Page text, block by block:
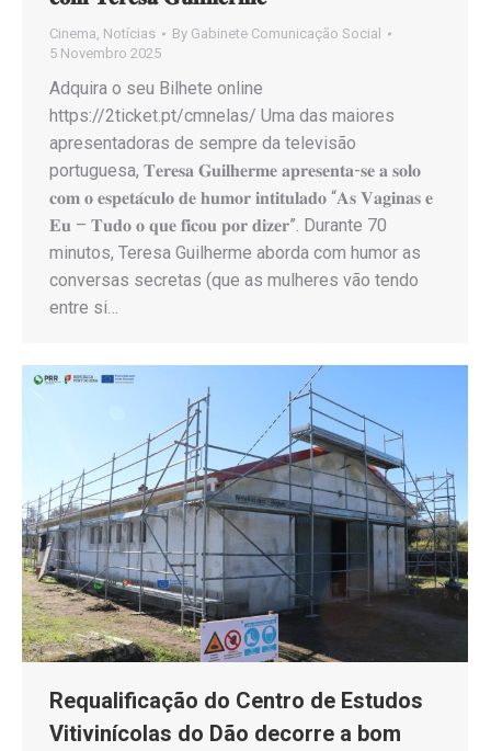
Cinema, Notícias By Gabinete Comunicação Social
5 Novembro 2025
Adquira o seu Bilhete online
https://2ticket.pt/cmnelas/ Uma das maiores
apresentadoras de sempre da televisão
portuguesa, 𝐓𝐞𝐫𝐞𝐬𝐚 𝐆𝐮𝐢𝐥𝐡𝐞𝐫𝐦𝐞 𝐚𝐩𝐫𝐞𝐬𝐞𝐧𝐭𝐚-𝐬𝐞 𝐚 𝐬𝐨𝐥𝐨
𝐜𝐨𝐦 𝐨 𝐞𝐬𝐩𝐞𝐭𝐚́𝐜𝐮𝐥𝐨 𝐝𝐞 𝐡𝐮𝐦𝐨𝐫 𝐢𝐧𝐭𝐢𝐭𝐮𝐥𝐚𝐝𝐨 “𝐀𝐬 𝐕𝐚𝐠𝐢𝐧𝐚𝐬 𝐞
𝐄𝐮 – 𝐓𝐮𝐝𝐨 𝐨 𝐪𝐮𝐞 𝐟𝐢𝐜𝐨𝐮 𝐩𝐨𝐫 𝐝𝐢𝐳𝐞𝐫”. Durante 70
minutos, Teresa Guilherme aborda com humor as
conversas secretas (que as mulheres vão tendo
entre si…
Requalificação do Centro de Estudos
Vitivinícolas do Dão decorre a bom